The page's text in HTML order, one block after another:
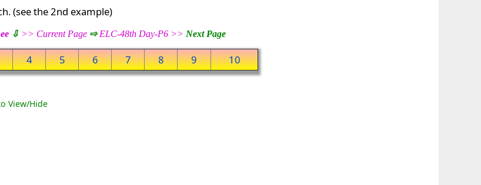
(see the 2nd example)
⇩ >> Current Page ⇨ELC-48th Day-P6 >> Next Page
4 5 6 7 8 9 10
View/Hide